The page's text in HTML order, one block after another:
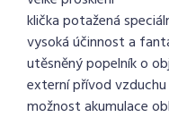
klička potažená
vysoká účinnost a
utěsněný popelník o
externí přívod vzduchu
možnost akumulace